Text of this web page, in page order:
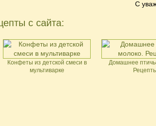
С
с сайта:
Конфеты из детской смеси в
мультиварке
Домашнее